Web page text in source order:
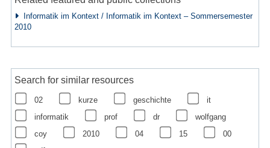
Informatik im Kontext / Informatik im Kontext – Sommersemester
2010
Search for similar resources
02 kurze geschichte
it
informatik
prof dr
wolfgang
coy
2010 04 15
00